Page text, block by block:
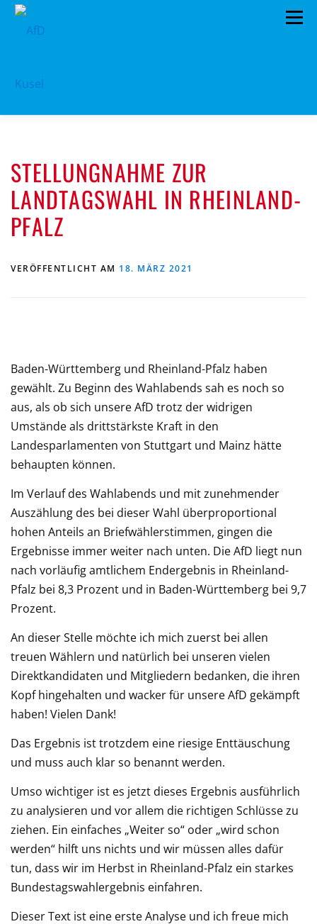
Zum
Inhalt
Menü
PROGRAMM KONTAKT
MITGLIED WERDEN SPENDEN IMPRESSUM
STELLUNGNAHME ZUR
LANDTAGSWAHL IN RHEINLAND-
PFALZ
VERÖFFENTLICHT AM 18. MÄRZ 2021
Baden-Württemberg und Rheinland-Pfalz haben
gewählt. Zu Beginn des Wahlabends sah es noch so
aus, als ob sich unsere AfD trotz der widrigen
Umstände als drittstärkste Kraft in den
Landesparlamenten von Stuttgart und Mainz hätte
behaupten können.
Im Verlauf des Wahlabends und mit zunehmender
Auszählung des bei dieser Wahl überproportional
hohen Anteils an Briefwählerstimmen, gingen die
Ergebnisse immer weiter nach unten. Die AfD liegt nun
nach vorläufig amtlichem Endergebnis in Rheinland-
Pfalz bei 8,3 Prozent und in Baden-Württemberg bei 9,7
Prozent.
An dieser Stelle möchte ich mich zuerst bei allen
treuen Wählern und natürlich bei unseren vielen
Direktkandidaten und Mitgliedern bedanken, die ihren
Kopf hingehalten und wacker für unsere AfD gekämpft
haben! Vielen Dank!
Das Ergebnis ist trotzdem eine riesige Enttäuschung
und muss auch klar so benannt werden.
Umso wichtiger ist es jetzt dieses Ergebnis ausführlich
zu analysieren und vor allem die richtigen Schlüsse zu
ziehen. Ein einfaches „Weiter so“ oder „wird schon
werden“ hilft uns nichts und wir müssen alles dafür
tun, dass wir im Herbst in Rheinland-Pfalz ein starkes
Bundestagswahlergebnis einfahren.
Dieser Text ist eine erste Analyse und ich freue mich